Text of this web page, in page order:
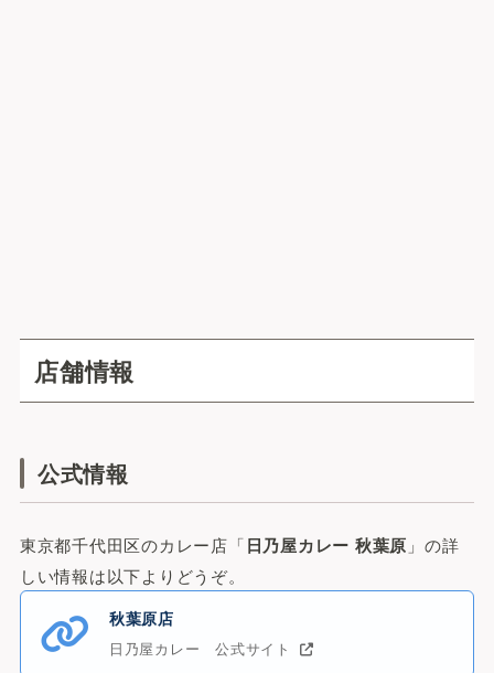
店舗情報
公式情報
東京都千代田区のカレー店「日乃屋カレー 秋葉原 」の詳
しい情報は以下よりどうぞ。
秋葉原店
日乃屋カレー 公式サイト